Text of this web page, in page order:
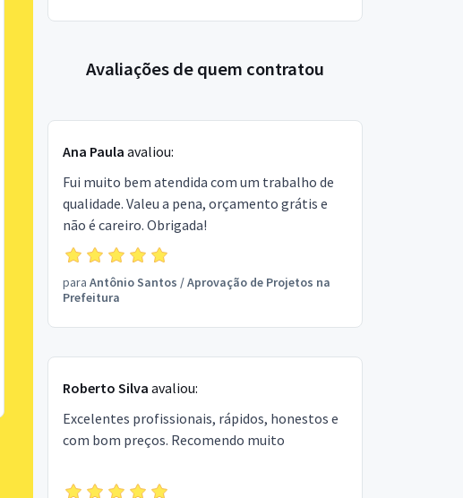
Avaliações de quem contratou
Ana Paula avaliou:
Fui muito bem atendida com um trabalho de
qualidade. Valeu a pena, orçamento grátis e
não é careiro. Obrigada!
para Antônio Santos /Aprovação de Projetos na
Prefeitura
Roberto Silva avaliou:
Excelentes profissionais, rápidos, honestos e
com bom preços. Recomendo muito